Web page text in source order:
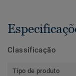
Classificação
Tipo de produto